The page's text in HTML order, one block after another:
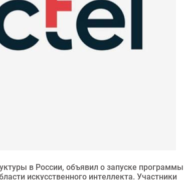
в России, объявил о запуске программы
искусственного интеллекта. Участники